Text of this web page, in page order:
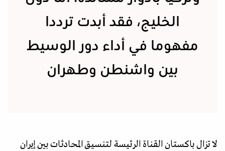
الخليج، فقد أبدت ترددا
مفهوما في أداء دور الوسيط
بين واشنطن وطهران
لا تزال باكستان القناة الرئيسة لتنسيق المحادثات بين إيران